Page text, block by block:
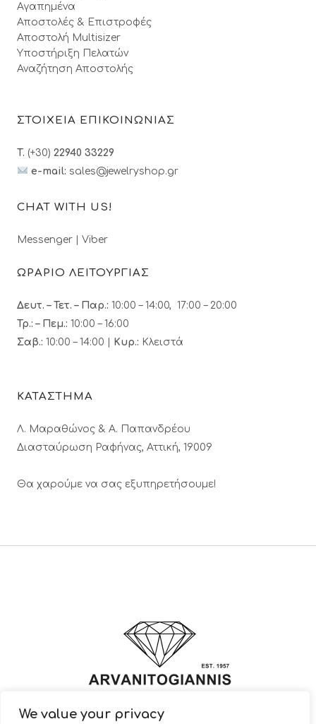
We value your privacy
Αγαπημένα
Αποστολές & Επιστροφές
Αποστολή Multisizer
Υποστήριξη Πελατών
Αναζήτηση Αποστολής
ΣΤΟΙΧΕΙΑ ΕΠΙΚΟΙΝΩΝΙΑΣ
T. (+30) 22940 33229
e-mail: sales@jewelryshop.gr
CHAT WITH US!
Messenger Viber
ΩΡΑΡΙΟ ΛΕΙΤΟΥΡΓΙΑΣ
Δευτ. – Τετ. – Παρ.: 10:00 – 14:00, 17:00 – 20:00
Τρ.: – Πεμ.: 10:00 – 16:00
Σαβ.: 10:00 – 14:00 | Κυρ.: Κλειστά
ΚΑΤΑΣΤΗΜΑ
Λ. Μαραθώνος & A. Παπανδρέου
Διασταύρωση Ραφήνας, Αττική, 19009
Θα χαρούμε να σας εξυπηρετήσουμε!
© 2022 ARVANITOGIANNIS – Jewelry Design & Manufacturing |